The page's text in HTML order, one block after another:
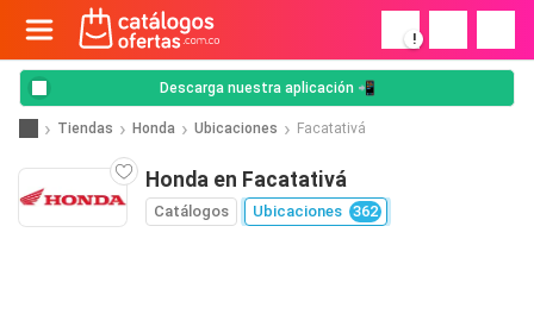
!
Descarga nuestra aplicación 📲
Tiendas Honda Ubicaciones Facatativá
Honda en Facatativá
Catálogos Ubicaciones 362